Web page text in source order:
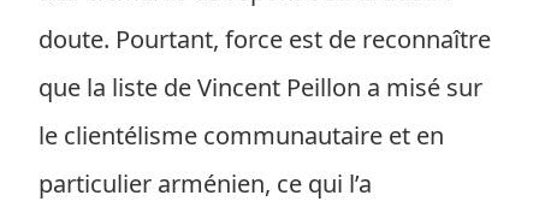
doute. Pourtant, force est de reconnaître
que la liste de Vincent Peillon a misé sur
le clientélisme communautaire et en
particulier arménien, ce qui l’a